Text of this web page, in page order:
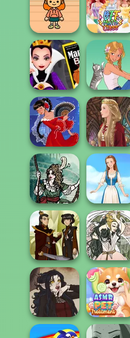
Yummy Waffle
Ice Cream
Princesses
Cooking
Challenge:...
TB Avataria Life
Girl
BFF Math Class
Evil Queen's
Revenge
A Girl And Her
Flamenco Dancer Medieval Doll
Moonlit
Masquerade
Folklore
Firebender Zuko Forest Fae